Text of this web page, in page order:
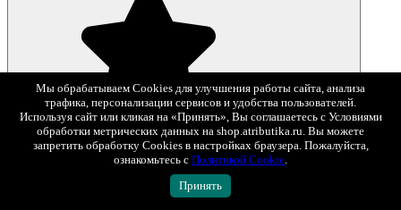
В избранное
1 495 ₽ 2 990 ₽ -50%
Мы обрабатываем Cookies для улучшения работы сайта, анализа
трафика, персонализации сервисов и удобства пользователей.
Используя сайт или кликая на «Принять», Вы соглашаетесь с Условиями
обработки метрических данных на shop.atributika.ru. Вы можете
запретить обработку Cookies в настройках браузера. Пожалуйста,
ознакомьтесь с Политикой Cookie.
Принять